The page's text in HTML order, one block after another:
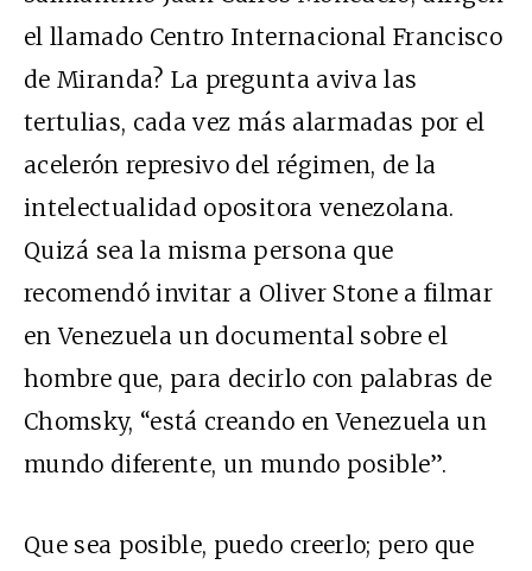
el llamado Centro Internacional Francisco
de Miranda? La pregunta aviva las
tertulias, cada vez más alarmadas por el
acelerón represivo del régimen, de la
intelectualidad opositora venezolana.
Quizá sea la misma persona que
recomendó invitar a Oliver Stone a filmar
en Venezuela un documental sobre el
hombre que, para decirlo con palabras de
Chomsky, “está creando en Venezuela un
mundo diferente, un mundo posible”.
Que sea posible, puedo creerlo; pero que